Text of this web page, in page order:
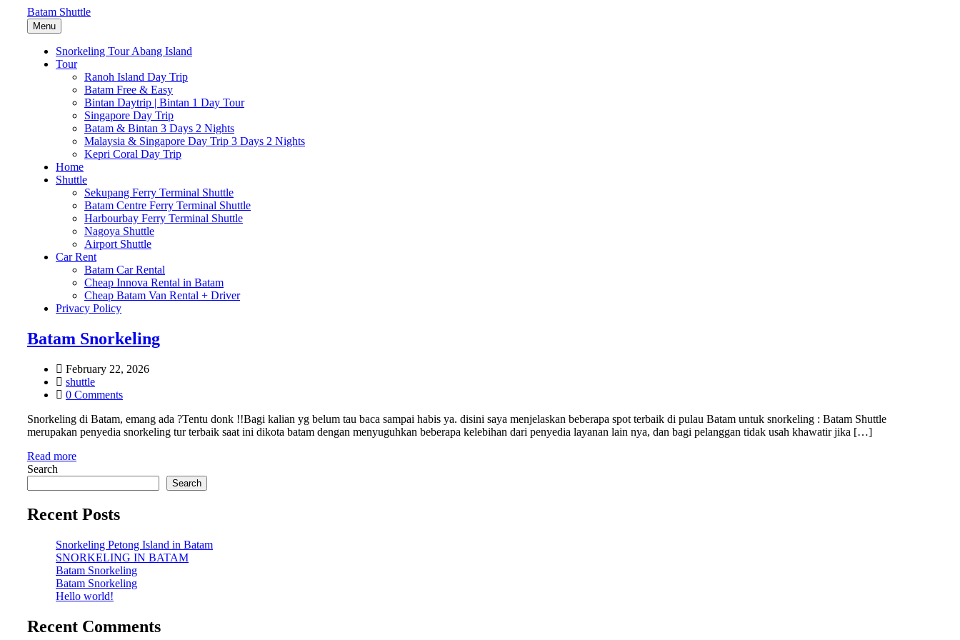
Batam Shuttle
Menu
Snorkeling Tour Abang Island
Tour
Ranoh Island Day Trip
Batam Free & Easy
Bintan Daytrip | Bintan 1 Day Tour
Singapore Day Trip
Batam & Bintan 3 Days 2 Nights
Malaysia & Singapore Day Trip 3 Days 2 Nights
Kepri Coral Day Trip
Home
Shuttle
Sekupang Ferry Terminal Shuttle
Batam Centre Ferry Terminal Shuttle
Harbourbay Ferry Terminal Shuttle
Nagoya Shuttle
Airport Shuttle
Car Rent
Batam Car Rental
Cheap Innova Rental in Batam
Cheap Batam Van Rental + Driver
Privacy Policy
Batam Snorkeling
February 22, 2026
shuttle
0 Comments
Snorkeling di Batam, emang ada ?Tentu donk !!Bagi kalian yg belum tau baca sampai habis ya. disini saya menjelaskan beberapa spot terbaik di pulau Batam untuk snorkeling : Batam Shuttle
merupakan penyedia snorkeling tur terbaik saat ini dikota batam dengan menyuguhkan beberapa kelebihan dari penyedia layanan lain nya, dan bagi pelanggan tidak usah khawatir jika […]
Read more
Search
Search
Recent Posts
Snorkeling Petong Island in Batam
SNORKELING IN BATAM
Batam Snorkeling
Batam Snorkeling
Hello world!
Recent Comments